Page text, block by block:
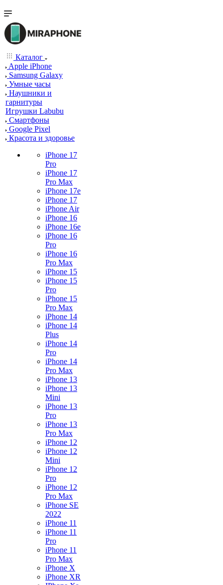
Каталог
Apple iPhone
Samsung Galaxy
Умные часы
Наушники и
гарнитуры
Игрушки Labubu
Смартфоны
Google Pixel
Красота и здоровье
iPhone 17
Pro
iPhone 17
Pro Max
iPhone 17e
iPhone 17
iPhone Air
iPhone 16
iPhone 16e
iPhone 16
Pro
iPhone 16
Pro Max
iPhone 15
iPhone 15
Pro
iPhone 15
Pro Max
iPhone 14
iPhone 14
Plus
iPhone 14
Pro
iPhone 14
Pro Max
iPhone 13
iPhone 13
Mini
iPhone 13
Pro
iPhone 13
Pro Max
iPhone 12
iPhone 12
Mini
iPhone 12
Pro
iPhone 12
Pro Max
iPhone SE
2022
iPhone 11
iPhone 11
Pro
iPhone 11
Pro Max
iPhone X
iPhone XR